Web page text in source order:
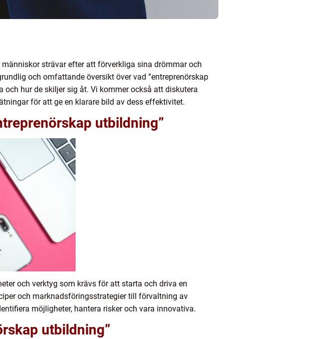
strävar efter att förverkliga sina drömmar och
och omfattande översikt över vad ”entreprenörskap
hur de skiljer sig åt. Vi kommer också att diskutera
för att ge en klarare bild av dess effektivitet.
utbildning”
och verktyg som krävs för att starta och driva en
och marknadsföringsstrategier till förvaltning av
möjligheter, hantera risker och vara innovativa.
utbildning”